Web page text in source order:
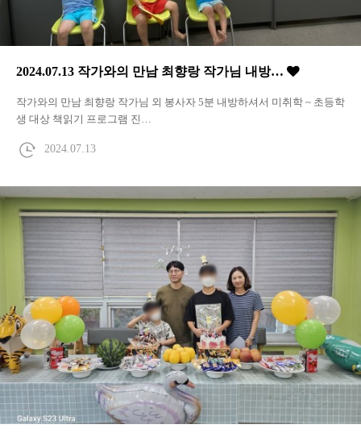
2024.07.13 작가와의 만남 최향랑 작가님 내방…
작가와의 만남 최향랑 작가님 외 봉사자 5분 내방하셔서 미취학 ~ 초등학
생 대상 책읽기 프로그램 진…
2024.07.13